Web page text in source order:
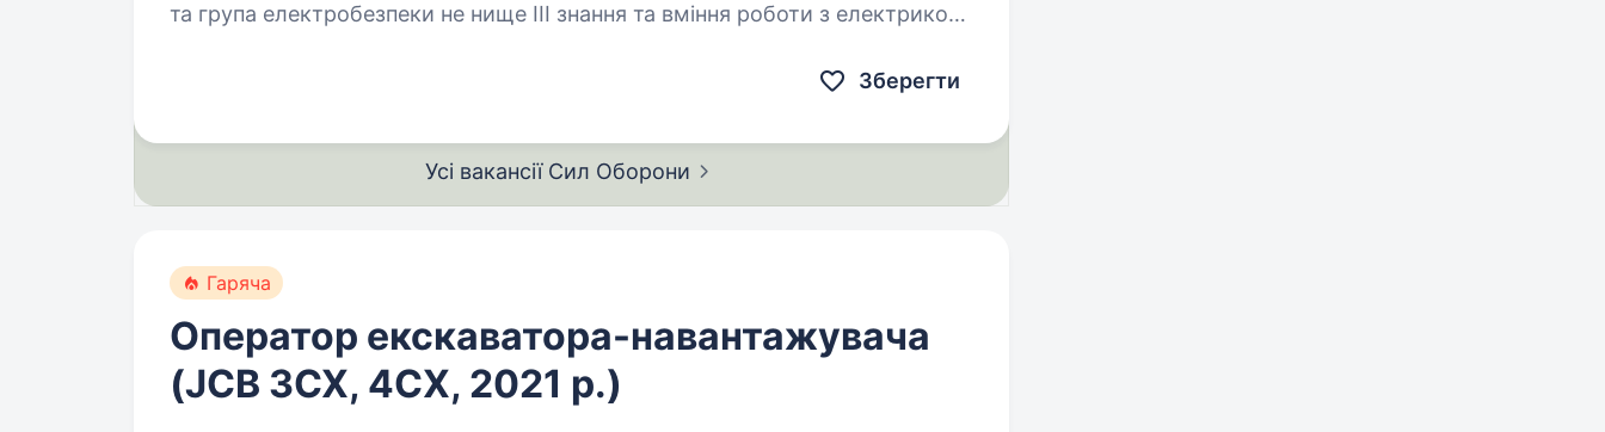
та група електробезпеки не нище ІІІ знання та вміння роботи з електрикою
Зберегти
Усі вакансії Сил Оборони
Гаряча
Оператор екскаватора-навантажувача
(JCB 3CX, 4CХ, 2021 р.)